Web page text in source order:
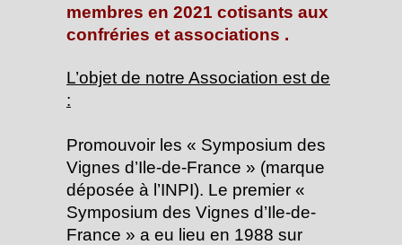
membres en 2021 cotisants aux
confréries et associations .
L’objet de notre Association est de
:
Promouvoir les « Symposium des
Vignes d’Ile-de-France » (marque
déposée à l’INPI). Le premier «
Symposium des Vignes d’Ile-de-
France » a eu lieu en 1988 sur